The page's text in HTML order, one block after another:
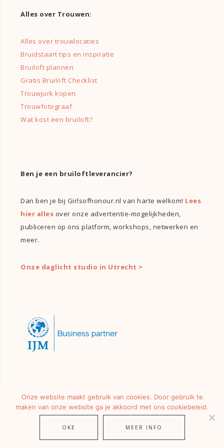
Alles over Trouwen:
Alles over trouwlocaties
Bruidstaart tips en inspiratie
Bruiloft plannen
Gratis Bruiloft Checklist
Trouwjurk kopen
Trouwfotograaf
Wat kost een bruiloft?
Ben je een bruiloftleverancier?
Dan ben je bij Girlsofhonour.nl van harte welkom! Lees
hier alles over onze advertentie-mogelijkheden,
publiceren op ons platform, workshops, netwerken en
meer.
Onze daglicht studio in Utrecht >
Onze website maakt gebruik van cookies. Door gebruik te
maken van onze website ga je akkoord met ons cookiebeleid.
OKE MEER INFO